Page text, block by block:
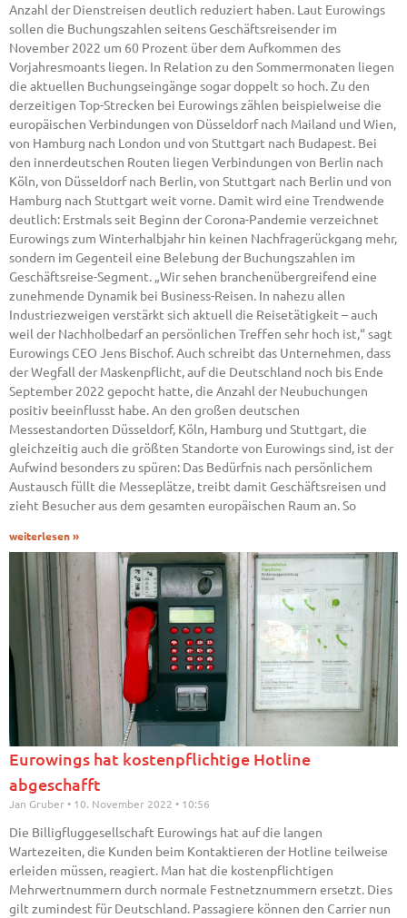
Anzahl der Dienstreisen deutlich reduziert haben. Laut Eurowings
sollen die Buchungszahlen seitens Geschäftsreisender im
November 2022 um 60 Prozent über dem Aufkommen des
Vorjahresmoants liegen. In Relation zu den Sommermonaten liegen
die aktuellen Buchungseingänge sogar doppelt so hoch. Zu den
derzeitigen Top-Strecken bei Eurowings zählen beispielweise die
europäischen Verbindungen von Düsseldorf nach Mailand und Wien,
von Hamburg nach London und von Stuttgart nach Budapest. Bei
den innerdeutschen Routen liegen Verbindungen von Berlin nach
Köln, von Düsseldorf nach Berlin, von Stuttgart nach Berlin und von
Hamburg nach Stuttgart weit vorne. Damit wird eine Trendwende
deutlich: Erstmals seit Beginn der Corona-Pandemie verzeichnet
Eurowings zum Winterhalbjahr hin keinen Nachfragerückgang mehr,
sondern im Gegenteil eine Belebung der Buchungszahlen im
Geschäftsreise-Segment. „Wir sehen branchenübergreifend eine
zunehmende Dynamik bei Business-Reisen. In nahezu allen
Industriezweigen verstärkt sich aktuell die Reisetätigkeit – auch
weil der Nachholbedarf an persönlichen Treffen sehr hoch ist,“ sagt
Eurowings CEO Jens Bischof. Auch schreibt das Unternehmen, dass
der Wegfall der Maskenpflicht, auf die Deutschland noch bis Ende
September 2022 gepocht hatte, die Anzahl der Neubuchungen
positiv beeinflusst habe. An den großen deutschen
Messestandorten Düsseldorf, Köln, Hamburg und Stuttgart, die
gleichzeitig auch die größten Standorte von Eurowings sind, ist der
Aufwind besonders zu spüren: Das Bedürfnis nach persönlichem
Austausch füllt die Messeplätze, treibt damit Geschäftsreisen und
zieht Besucher aus dem gesamten europäischen Raum an. So
weiterlesen »
Eurowings hat kostenpflichtige Hotline
abgeschafft
Jan Gruber 10. November 2022 10:56
Die Billigfluggesellschaft Eurowings hat auf die langen
Wartezeiten, die Kunden beim Kontaktieren der Hotline teilweise
erleiden müssen, reagiert. Man hat die kostenpflichtigen
Mehrwertnummern durch normale Festnetznummern ersetzt. Dies
gilt zumindest für Deutschland. Passagiere können den Carrier nun